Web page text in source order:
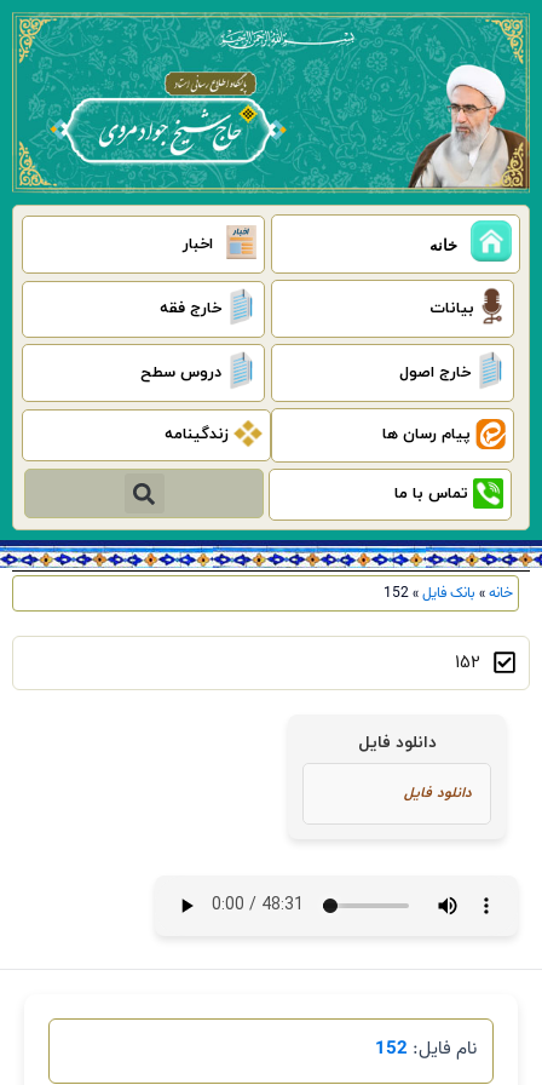
پرش
محتوا
خانه اخبار
بیانات خارج فقه
خارج اصول دروس سطح
پیام رسان ها زندگینامه
تماس با ما جستجو
خانه» بانک فایل»
152
152
دانلود فایل
نام فایل: 152